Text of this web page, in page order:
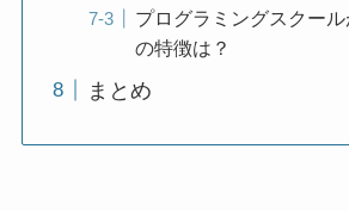
プログラミングスクー
の特徴は？
まとめ